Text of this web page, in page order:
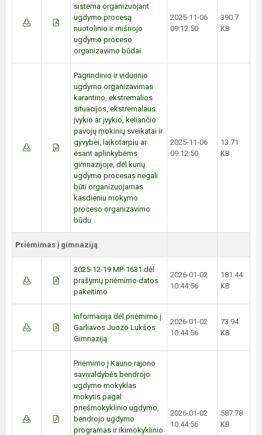
sistema organizuojant
ugdymo procesą
nuotolinio ir mišriojo
ugdymo proceso
organizavimo būdai
2025-11-06
09:12:50
390.7
KB
Pagrindinio ir vidurinio
ugdymo organizavimas
karantino, ekstremalios
situacijos, ekstremalaus
įvykio ar įvykio, keliančio
pavojų mokinių sveikatai ir
gyvybei, laikotarpiu ar
esant aplinkybėms
gimnazijoje, dėl kurių
ugdymo procesas negali
būti organizuojamas
kasdieniu mokymo
proceso organizavimo
būdu
2025-11-06
09:12:50
13.71
KB
Priėmimas į gimnaziją
2025-12-19 MP-1631 dėl
prašymų priėmimo datos
pakeitimo
2026-01-02
10:44:56
181.44
KB
Informacija dėl priėmimo į
Garliavos Juozo Lukšos
Gimnaziją
2026-01-02
10:44:56
73.94
KB
Priėmimo į Kauno rajono
savivaldybės bendrojo
ugdymo mokyklas
mokytis pagal
priešmokyklinio ugdymo,
bendrojo ugdymo
programas ir ikimokyklinio
2026-01-02
10:44:56
587.78
KB